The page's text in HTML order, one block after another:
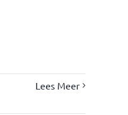
Lees Meer